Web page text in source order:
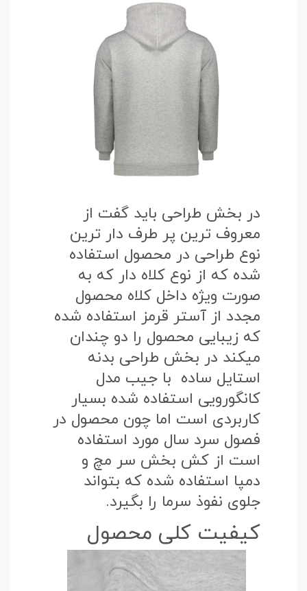
در بخش طراحی باید گفت از
معروف ترین پر طرف دار ترین
نوع طراحی در محصول استفاده
شده که از نوع کلاه دار که به
صورت ویژه داخل کلاه محصول
مجدد از آستر قرمز استفاده شده
که زیبایی محصول را دو چندان
میکند در بخش طراحی بدنه
استایل ساده با جیب مدل
کانگورویی استفاده شده بسیار
کاربردی است اما چون محصول در
فصول سرد سال مورد استفاده
است از کش بخش سر مچ و
دمپا استفاده شده که بتواند
جلوی نفوذ سرما را بگیرد.
کیفیت کلی محصول